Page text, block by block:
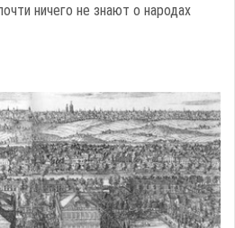
ничего не знают о народах